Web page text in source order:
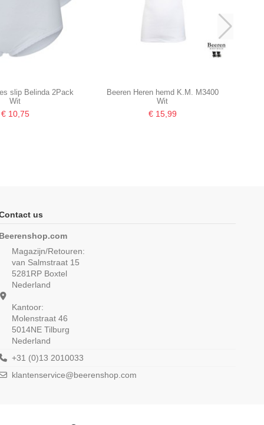
slip Belinda 2Pack
Wit
€ 10,75
Beeren Heren hemd K.M. M3400
Wit
€ 15,99
Extra lang T-shirt met
6Pack Wit
uit 23 reviews
us
Beerenshop.com
Magazijn/Retouren:
van Salmstraat 15
5281RP Boxtel
Nederland
Kantoor:
Molenstraat 46
5014NE Tilburg
Nederland
+31 (0)13 2010033
klantenservice@beerenshop.com